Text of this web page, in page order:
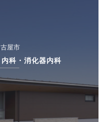
屋市
科・消化器内科